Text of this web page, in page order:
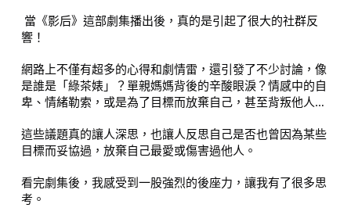
當《影后》這部劇集播出後，真的是引起了很大的社群反
響！
網路上不僅有超多的心得和劇情雷，還引發了不少討論，像
是誰是「綠茶婊」？單親媽媽背後的辛酸眼淚？情感中的自
卑、情緒勒索，或是為了目標而放棄自己，甚至背叛他人…
這些議題真的讓人深思，也讓人反思自己是否也曾因為某些
目標而妥協過，放棄自己最愛或傷害過他人。
看完劇集後，我感受到一股強烈的後座力，讓我有了很多思
考。